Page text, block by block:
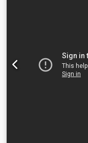
Sie auf
Spanisch und
umfangreiches